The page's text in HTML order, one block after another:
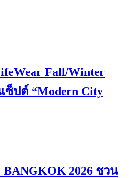
Fall/Winter
ซ็ปต์ “Modern City
2026 ชวน